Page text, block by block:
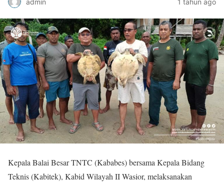
Kepala Balai Besar TNTC (Kababes) bersama Kepala Bidang
Teknis (Kabitek), Kabid Wilayah II Wasior, melaksanakan